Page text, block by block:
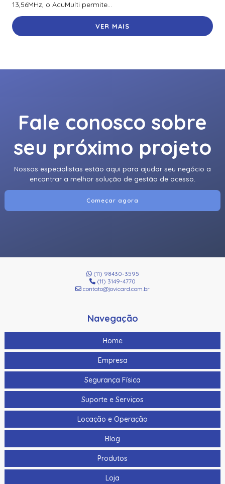
13,56MHz, o AcuMulti permite...
VER MAIS
Fale conosco sobre
seu próximo projeto
Nossos especialistas estão aqui para ajudar seu negócio a
encontrar a melhor solução de gestão de acesso.
Começar agora
(11) 98430-3595
(11) 3149-4770
contato@jovicard.com.br
Navegação
Home
Empresa
Segurança Física
Suporte e Serviços
Locação e Operação
Blog
Produtos
Loja